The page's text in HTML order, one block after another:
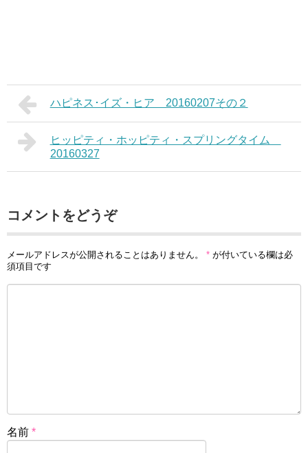
ハピネス･イズ・ヒア 20160207その２
ヒッピティ・ホッピティ・スプリングタイム
20160327
コメントをどうぞ
メールアドレスが公開されることはありません。 * が付いている欄は必
須項目です
名前 *